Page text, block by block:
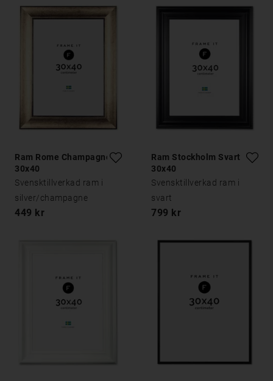
Ram Rome Champagne
30x40
Svensktillverkad ram i
silver/champagne
449 kr
Ram Stockholm Svart
30x40
Svensktillverkad ram i
svart
799 kr